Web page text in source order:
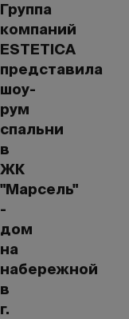
Группа
компаний
ESTETICA
представила
шоу-
рум
спальни
в
ЖК
"Марсель"
-
дом
на
набережной
в
г.